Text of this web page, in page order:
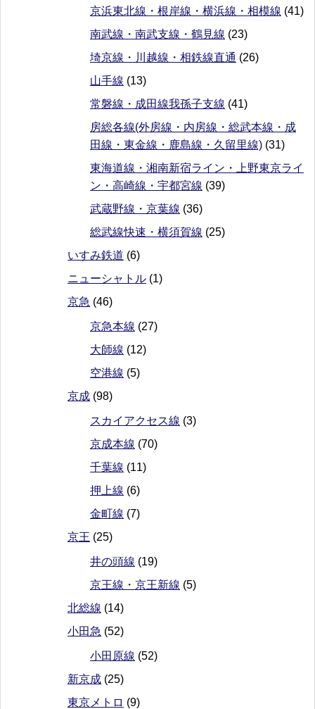
京浜東北線・根岸線・横浜線・相模線 (41)
南武線・南武支線・鶴見線 (23)
埼京線・川越線・相鉄線直通 (26)
山手線 (13)
常磐線・成田線我孫子支線 (41)
房総各線(外房線・内房線・総武本線・成
田線・東金線・鹿島線・久留里線) (31)
東海道線・湘南新宿ライン・上野東京ライ
ン・高崎線・宇都宮線 (39)
武蔵野線・京葉線 (36)
総武線快速・横須賀線 (25)
いすみ鉄道 (6)
ニューシャトル (1)
京急 (46)
京急本線 (27)
大師線 (12)
空港線 (5)
京成 (98)
スカイアクセス線 (3)
京成本線 (70)
千葉線 (11)
押上線 (6)
金町線 (7)
京王 (25)
井の頭線 (19)
京王線・京王新線 (5)
北総線 (14)
小田急 (52)
小田原線 (52)
新京成 (25)
東京メトロ (9)